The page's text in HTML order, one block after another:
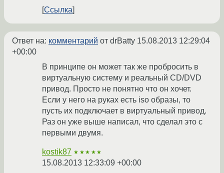
Ссылка
Ответ на: комментарий от drBatty 15.08.2013 12:29:04
+00:00
В принципе он может так же пробросить в
виртуальную систему и реальный CD/DVD
привод. Просто не понятно что он хочет.
Если у него на руках есть iso образы, то
пусть их подключает в виртуальный привод.
Раз он уже выше написал, что сделал это с
первыми двумя.
kostik87 ★★★★★
15.08.2013 12:33:09 +00:00